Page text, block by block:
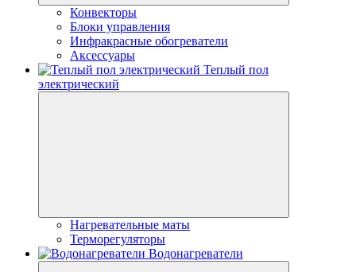
Конвекторы
Блоки управления
Инфракрасные обогреватели
Аксессуары
Теплый пол
электрический
Нагревательные маты
Терморегуляторы
Водонагреватели